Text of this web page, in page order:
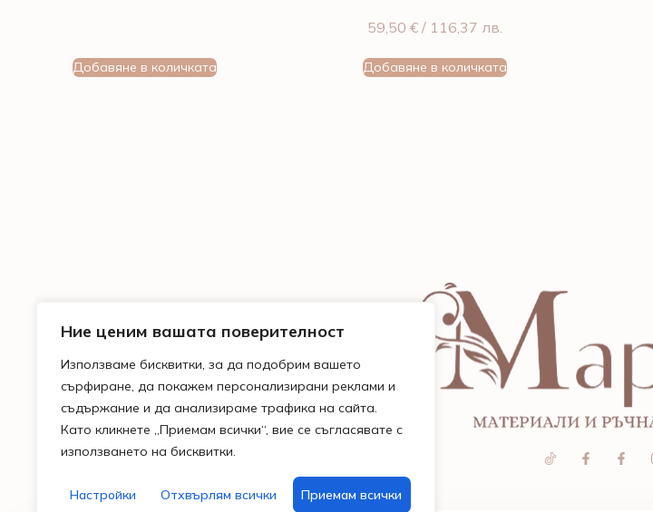
Ние ценим вашата поверителност
Използваме бисквитки, за да подобрим вашето
сърфиране, да покажем персонализирани реклами и
съдържание и да анализираме трафика на сайта.
Като кликнете „Приемам всички“, вие се съгласявате с
използването на бисквитки.
Настройки Отхвърлям всички Приемам всички
Добавяне в количката
59,50€ / 116,37 лв.
Добавяне в количката